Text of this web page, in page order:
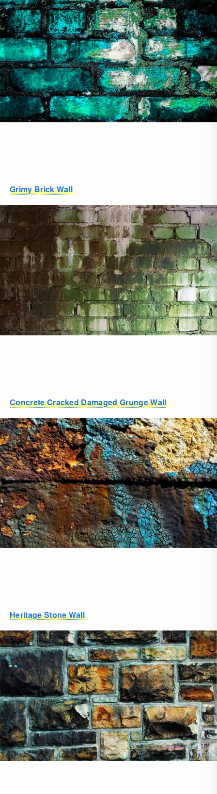
Grimy Brick Wall
Concrete Cracked Damaged Grunge Wall
Heritage Stone Wall